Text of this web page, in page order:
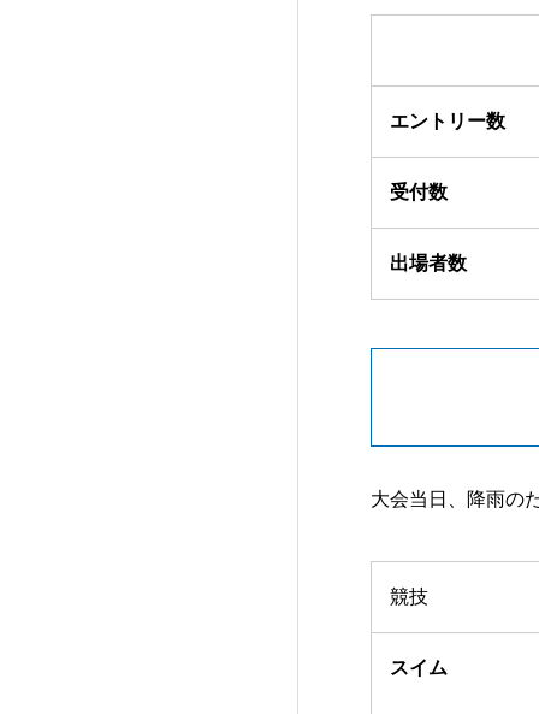
エントリー数
受付数
出場者数
大会当日、降雨の
競技
スイム